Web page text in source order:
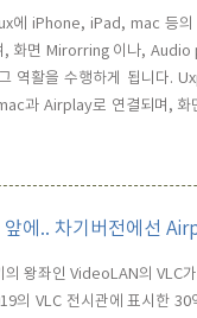
에 iPhone, iPad, mac 등
화면 Mirorring 이나,
역활을 수행하게 됩니다.
과 Airplay로 연결되며,
를 설치했다면, Avahi-
에.. 차기버전에선
왕좌인 VideoLAN의 VLC
의 VLC 전시관에 표시한